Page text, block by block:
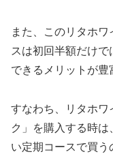
また、このリタホ
スは初回半額だけ
できるメリットが豊
すなわち、リタホワ
ク」を購入する時
い定期コースで買う